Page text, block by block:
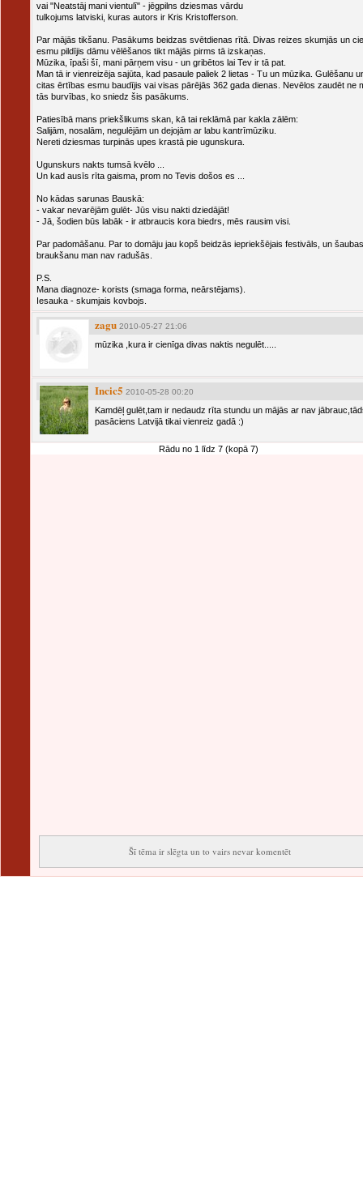
vai "Neatstāj mani vientulī" - jēgpilns dziesmas vārdu
tulkojums latviski, kuras autors ir Kris Kristofferson.
Par mājās tikšanu. Pasākums beidzas svētdienas rītā. Divas reizes skumjās un
esmu pildījis dāmu vēlēšanos tikt mājās pirms tā izskaņas.
Mūzika, īpaši šī, mani pārņem visu - un gribētos lai Tev ir tā pat.
Man tā ir vienreizēja sajūta, kad pasaule paliek 2 lietas - Tu un mūzika. Gulēšanu
citas ērtības esmu baudījis vai visas pārējās 362 gada dienas. Nevēlos zaudēt ne
tās burvības, ko sniedz šis pasākums.
Patiesībā mans priekšlikums skan, kā tai reklāmā par kakla zālēm:
Salijām, nosalām, negulējām un dejojām ar labu kantrīmūziku.
Nereti dziesmas turpinās upes krastā pie ugunskura.
Ugunskurs nakts tumsā kvēlo ...
Un kad ausīs rīta gaisma, prom no Tevis došos es ...
No kādas sarunas Bauskā:
- vakar nevarējām gulēt- Jūs visu nakti dziedājāt!
- Jā, šodien būs labāk - ir atbraucis kora biedrs, mēs rausim visi.
Par padomāšanu. Par to domāju jau kopš beidzās iepriekšējais festivāls, un
braukšanu man nav radušās.
P.S.
Mana diagnoze- korists (smaga forma, neārstējams).
Iesauka - skumjais kovbojs.
zagu 2010-05-27 21:06
mūzika ,kura ir cienīga divas naktis negulēt.....
Incic5 2010-05-28 00:20
Kamdēļ gulēt,tam ir nedaudz rīta stundu un mājās ar nav
pasāciens Latvijā tikai vienreiz gadā :)
Rādu no 1 līdz 7 (kopā 7)
Šī tēma ir slēgta un to vairs nevar komentēt